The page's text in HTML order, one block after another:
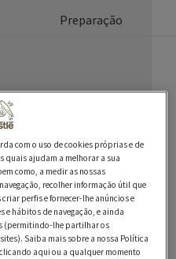
Preparação
NESTLÉ
com o uso de cookies próprias e de
quais ajudam a melhorar a sua
como, a medir as nossas
recolher informação útil que
perfis e fornecer-lhe anúncios e
e hábitos de navegação, e ainda
(permitindo-lhe partilhar os
Saiba mais sobre a nossa Política
aqui ou a qualquer momento